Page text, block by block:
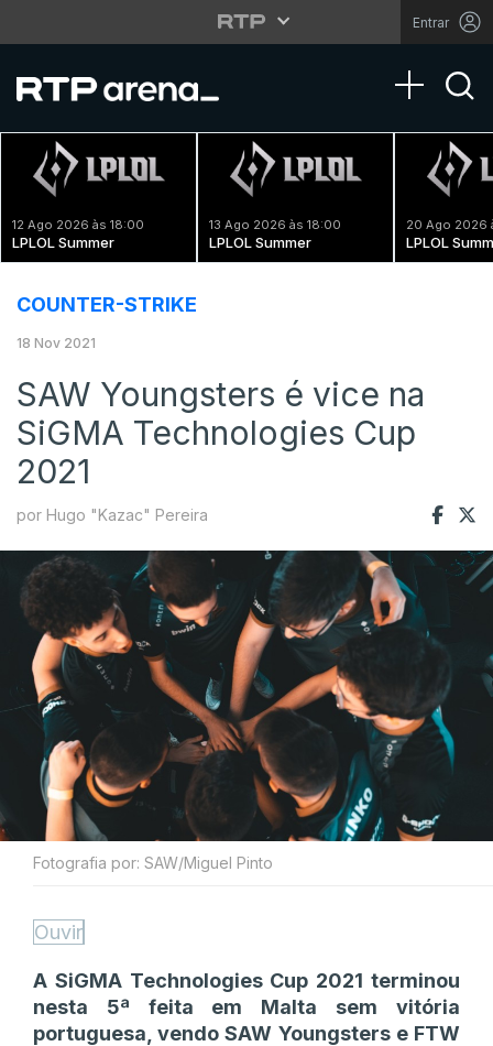
Entrar
Toggle
12 Ago 2026 às 18:00
LPLOL Summer
13 Ago 2026 às 18:00
LPLOL Summer
20 Ago 2026
LPLOL
COUNTER-STRIKE
18 Nov 2021
SAW Youngsters é vice na
SiGMA Technologies Cup
2021
por Hugo "Kazac" Pereira
Fotografia por: SAW/Miguel Pinto
Ouvir
A SiGMA Technologies Cup 2021 terminou
nesta 5ª feita em Malta sem vitória
portuguesa, vendo SAW Youngsters e FTW